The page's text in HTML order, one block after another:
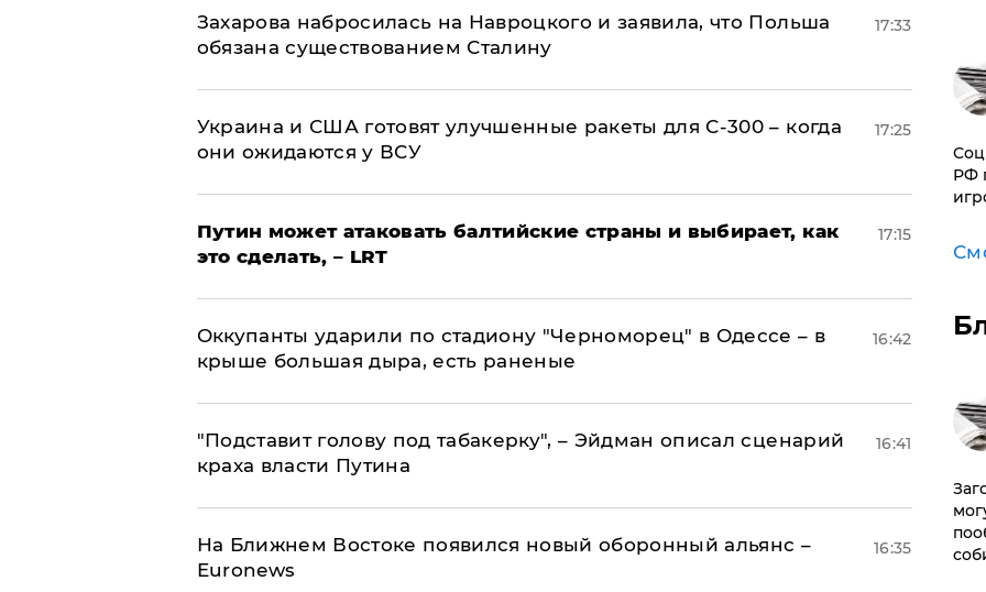
​Захарова набросилась на Навроцкого и заявила, что Польша
обязана существованием Сталину
17:33
Украина и США готовят улучшенные ракеты для С-300 – когда
они ожидаются у ВСУ
17:25
Путин может атаковать балтийские страны и выбирает, как
это сделать, – LRT
17:15
Оккупанты ударили по стадиону "Черноморец" в Одессе – в
крыше большая дыра, есть раненые
16:42
​"Подставит голову под табакерку", – Эйдман описал сценарий
краха власти Путина
16:41
На Ближнем Востоке появился новый оборонный альянс –
Euronews
16:35
РФ